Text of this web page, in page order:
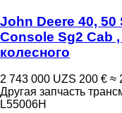
John Deere 40, 50
Console Sg2 Cab
колесного
2 743 000 UZS 200 € ≈
Другая запчасть
L55006H